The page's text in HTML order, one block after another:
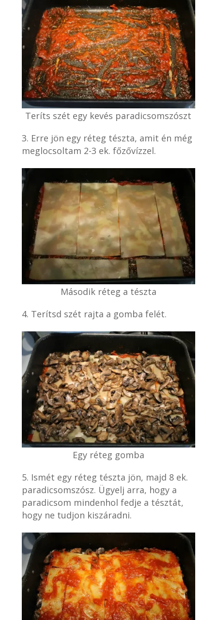
Teríts szét egy kevés paradicsomszószt
Erre jön egy réteg tészta, amit én még
meglocsoltam 2-3 ek. főzővízzel.
Második réteg a tészta
Terítsd szét rajta a gomba felét.
Egy réteg gomba
Ismét egy réteg tészta jön, majd 8 ek.
paradicsomszósz. Ügyelj arra, hogy a
paradicsom mindenhol fedje a tésztát,
hogy ne tudjon kiszáradni.